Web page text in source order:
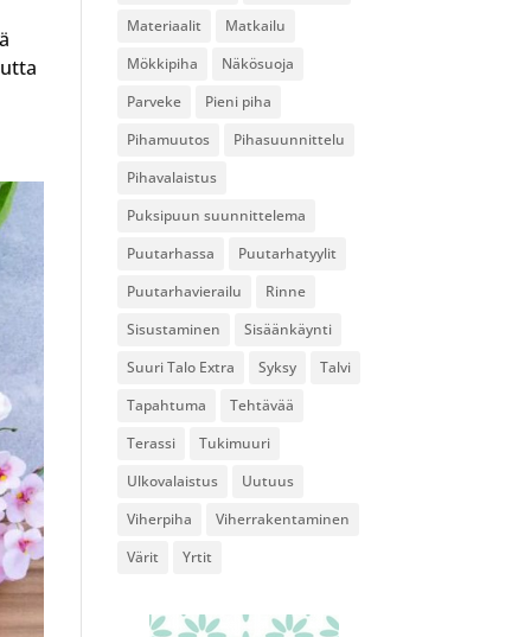
Materiaalit
Matkailu
Mökkipiha
Näkösuoja
Parveke
Pieni piha
Pihamuutos
Pihasuunnittelu
Pihavalaistus
Puksipuun suunnittelema
Puutarhassa
Puutarhatyylit
Puutarhavierailu
Rinne
Sisustaminen
Sisäänkäynti
Suuri Talo Extra
Syksy
Talvi
Tapahtuma
Tehtävää
Terassi
Tukimuuri
Ulkovalaistus
Uutuus
Viherpiha
Viherrakentaminen
Värit
Yrtit